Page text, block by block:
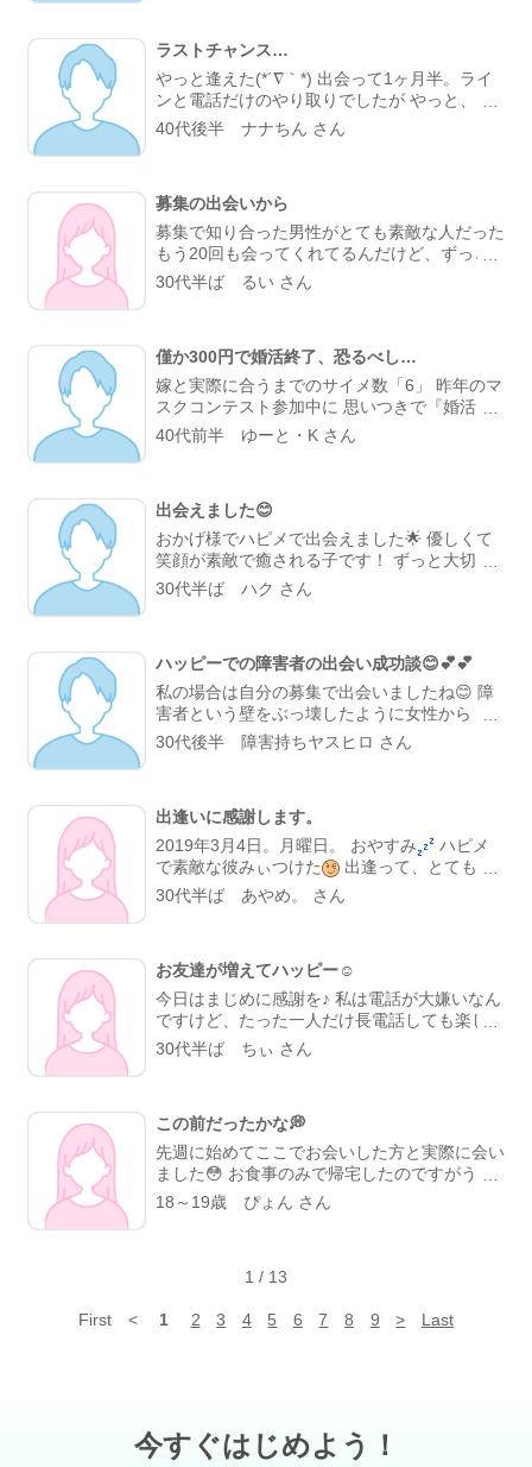
うなるかはわからないけど、出会えてよかった
と思える人になりました。
ラストチャンス…
やっと逢えた(*´∇｀*) 出会って1ヶ月半。ライ
ンと電話だけのやり取りでしたが やっと、 実
際に会うことが叶った。 お互い会うことは諦
めていましたが叶った。 諦めないことが大切
たいと思った。 また会う約束もできた。 こん
な僕と… ありがとう(*´∇｀*)
40代後半 ナナちん さん
募集の出会いから
募集で知り合った男性がとても素敵な人だった
もう20回も会ってくれてるんだけど、ずっと
変わらず紳士的に癒してくれる。仕事の協力も
してくれて、精神的にも頼りっぱなし。 こん
30代半ば るい さん
僅か300円で婚活終了、恐るべし…
嫁と実際に合うまでのサイメ数「6」 昨年のマ
スクコンテスト参加中に 思いつきで『婚活』
のプロフ検索でヒットした ロム専の女性会
員。 しかも暇つぶしにサイトへ登録したばか
全く確認していなかったので 全然気が付いて
ませんでしたが💦 1月末に会って、 2月から交
際を始めて、 8月から同棲、 今年の1月26日に
入籍しました。 今時の結婚の7割は、 サイト
での出会いなので 特に珍しいことではありま
おかげなんでしょうが(笑)
40代前半 ゆーと・K さん
出会えました😊
おかげ様でハピメで出会えました🌟 優しくて
笑顔が素敵で癒される子です！ ずっと大切に
していきたいと強く思える子なんです😊 ハピ
メは皆様の日記を拝見する事と、自分の日記を
30代半ば ハク さん
ハッピーでの障害者の出会い成功談😊💕💕
私の場合は自分の募集で出会いましたね😊 障
害者という壁をぶっ壊したように女性から プ
ロフィールを見ました。 女性「言語障害って
喋れないの？」 私「そうですね。私の募集で
働いていますよ。」 女性「それに喋れないだ
けで身体とか歩けるんだよね？」 私「大丈夫
ですよ。身体も歩けますよ。」 というメール
やりとりではじまり 1度はメールをしない時が
ありました。 女性がプロフィールをよく見て
よ。 私が何となく申し訳ないと気持ちになっ
てメールをした。 その時は映画館で待ってい
て、映画が終わったら会おうとメールをした
ら、会いましょうとメールが返信が来たよ。
その時に時間を間違えてしまい、印象を悪くな
気遣い・信頼関係できる女性でした！ これは
出来ないことです。待つとかあえないでしょう
ね。だけど、待ってくれた。本当に本気ですご
い方ですよ。 本当に会いたいなと思ったら相
手の気持ちを考えることが会える近道だと思う
お互いに、待ってられる人が早く会えるではと
よ。 それを差別するのは嫌いかな😊 まぁ、苦
手な人もいるでしょうけどね。 いつも日記見
30代後半 障害持ちヤスヒロ さん
出逢いに感謝します。
2019年3月4日。月曜日。 おやすみ
ハピメ
で素敵な彼みぃつけた
出逢って、とても充
実しています
先日、初めて日帰りで朝から
ゆっくり色んな所へデートしました
がK市に用事があるので一緒について行きまし
た
用事のあとにボウリング2ゲームしました
なんと、彼氏がすごく上手でびっくりしま
した
私はというと。 ピンの間をくぐったり
久しぶり溝掃除です
グしたあとに無料クレーンゲームでサイコロが
ゾロ目がでたら景品
いきなりゾロ目出て、
海の生き物です。
30代半ば あやめ。 さん
お友達が増えてハッピー☺️
今日はまじめに感謝を♪ 私は電話が大嫌いなん
ですけど、たった一人だけ長電話しても楽しい
方がいます。それもこちらで知り合った方。
その方となかなか会えなくても、たまーに「今
くんでしょうね。 会話のキャッチボールが本
当に楽しい。 色々な職業の方とここでお友達
になれたことは本当に幸せです(๑′ᴗ‵๑) あのま
ま家と仕事の往復だけだったらきっと日常の楽
しみがないままネットゲーム廃人で歳を取って
話が出来てすごく勉強になる。 これからもど
30代半ば ちぃ さん
この前だったかな💭
先週に始めてここでお会いした方と実際に会い
ました😳 お食事のみで帰宅したのですがうー
ーーん美味しかった………😋💖 その方とはま
た会おうと思ってます😳💭 素敵な方でした🙊
ね笑 昨日エースが亡くなってしまう回を見て
せになれるといいねルフィ〜😭💖💖
18～19歳 ぴょん さん
1 / 13
First < 1 2 3 4 5 6 7 8 9 > Last
今すぐはじめよう！